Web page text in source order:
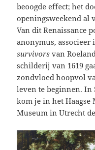
beoogde effect; het
openingsweekend al
Van dit Renaissance
anonymus,
survivorsvan
schilderij van 1619
zondvloed hoopvol
leven te beginnen. In
kom je in het
Museum in Utrecht